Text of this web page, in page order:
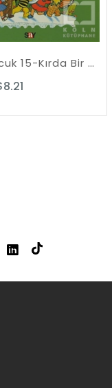
Tomurcuk 15-Kırda Bir Yaz Sabahı